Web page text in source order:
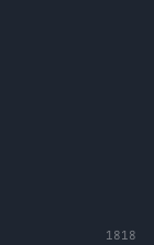
1818